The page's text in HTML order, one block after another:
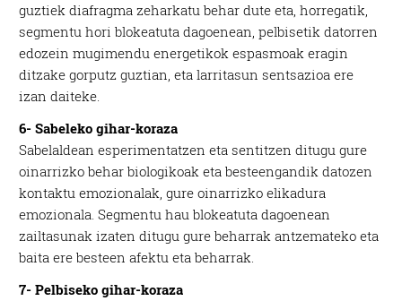
guztiek diafragma zeharkatu behar dute eta, horregatik,
segmentu hori blokeatuta dagoenean, pelbisetik datorren
edozein mugimendu energetikok espasmoak eragin
ditzake gorputz guztian, eta larritasun sentsazioa ere
izan daiteke.
6- Sabeleko gihar-koraza
Sabelaldean esperimentatzen eta sentitzen ditugu gure
oinarrizko behar biologikoak eta besteengandik datozen
kontaktu emozionalak, gure oinarrizko elikadura
emozionala. Segmentu hau blokeatuta dagoenean
zailtasunak izaten ditugu gure beharrak antzemateko eta
baita ere besteen afektu eta beharrak.
7- Pelbiseko gihar-koraza